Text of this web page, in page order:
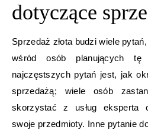
dotyczące
Sprzedaż złota budzi wiele
wśród osób planujących
najczęstszych pytań jest, jak
sprzedażą; wiele osób
skorzystać z usług eksperta
swoje przedmioty. Inne pytanie